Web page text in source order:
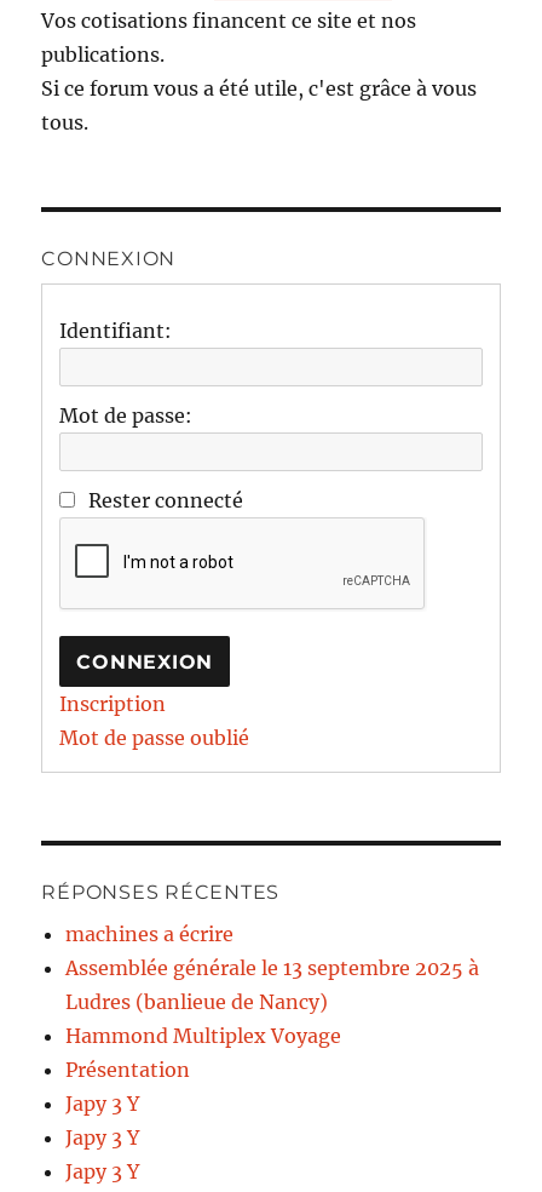
Vos cotisations financent ce site et nos
publications.
Si ce forum vous a été utile, c'est grâce à vous
tous.
CONNEXION
Identifiant:
Mot de passe:
Rester connecté
CONNEXION
Inscription
Mot de passe oublié
RÉPONSES RÉCENTES
machines a écrire
Assemblée générale le 13 septembre 2025 à
Ludres (banlieue de Nancy)
Hammond Multiplex Voyage
Présentation
Japy 3 Y
Japy 3 Y
Japy 3 Y